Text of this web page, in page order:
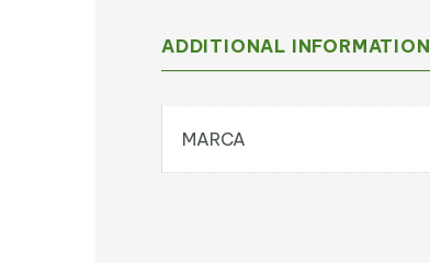
ADDITIONAL INFORMATION
MARCA